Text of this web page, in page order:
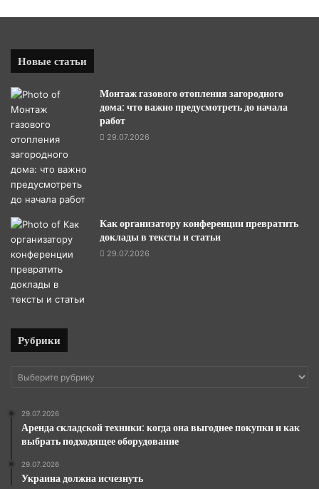
Новые статьи
Монтаж газового отопления загородного
дома: что важно предусмотреть до начала
работ
29.07.2026
Как организатору конференции превратить
доклады в тексты и статьи
29.07.2026
Рубрики
Рубрики
29.07.2026
Аренда складской техники: когда она выгоднее покупки и как
выбрать подходящее оборудование
29.07.2026
Украина должна исчезнуть